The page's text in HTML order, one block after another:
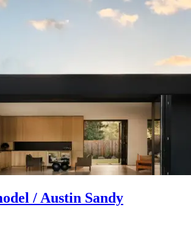
/ Austin Sandy